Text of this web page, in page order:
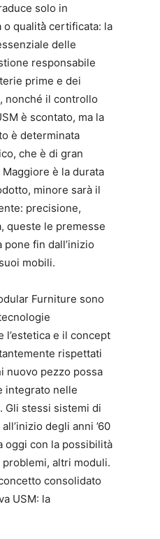
solo in
qualità̀ certificata: la
delle
responsabile
prime e dei
nonché il controllo
è scontato, ma la
è determinata
che è di gran
è la durata
minore sarà il
precisione,
queste le premesse
pone fin dall’inizio
mobili.
Furniture sono
l’estetica e il concept
rispettati
nuovo pezzo possa
integrato nelle
stessi sistemi di
degli anni ’60
oggi con la possibilità
altri moduli.
consolidato
USM: la